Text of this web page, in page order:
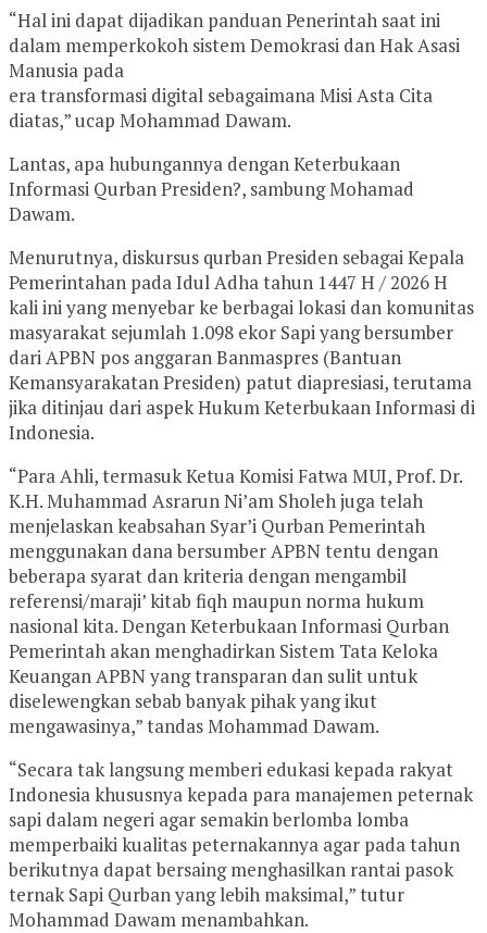
“Hal ini dapat dijadikan panduan Penerintah saat ini
dalam memperkokoh sistem Demokrasi dan Hak Asasi
Manusia pada
era transformasi digital sebagaimana Misi Asta Cita
diatas,” ucap Mohammad Dawam.
Lantas, apa hubungannya dengan Keterbukaan
Informasi Qurban Presiden?, sambung Mohamad
Dawam.
Menurutnya, diskursus qurban Presiden sebagai Kepala
Pemerintahan pada Idul Adha tahun 1447 H / 2026 H
kali ini yang menyebar ke berbagai lokasi dan komunitas
masyarakat sejumlah 1.098 ekor Sapi yang bersumber
dari APBN pos anggaran Banmaspres (Bantuan
Kemansyarakatan Presiden) patut diapresiasi, terutama
jika ditinjau dari aspek Hukum Keterbukaan Informasi di
Indonesia.
“Para Ahli, termasuk Ketua Komisi Fatwa MUI, Prof. Dr.
K.H. Muhammad Asrarun Ni’am Sholeh juga telah
menjelaskan keabsahan Syar’i Qurban Pemerintah
menggunakan dana bersumber APBN tentu dengan
beberapa syarat dan kriteria dengan mengambil
referensi/maraji’ kitab fiqh maupun norma hukum
nasional kita. Dengan Keterbukaan Informasi Qurban
Pemerintah akan menghadirkan Sistem Tata Keloka
Keuangan APBN yang transparan dan sulit untuk
diselewengkan sebab banyak pihak yang ikut
mengawasinya,” tandas Mohammad Dawam.
“Secara tak langsung memberi edukasi kepada rakyat
Indonesia khususnya kepada para manajemen peternak
sapi dalam negeri agar semakin berlomba lomba
memperbaiki kualitas peternakannya agar pada tahun
berikutnya dapat bersaing menghasilkan rantai pasok
ternak Sapi Qurban yang lebih maksimal,” tutur
Mohammad Dawam menambahkan.